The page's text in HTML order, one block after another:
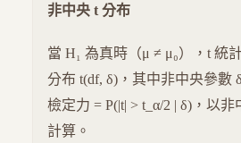
非中央 t 分布
當 H₁ 為真時（μ ≠ μ₀），t 統
分布 t(df, δ)，其中非中央參數
檢定力 = P(|t| > t_α/2 | δ)，以
計算。